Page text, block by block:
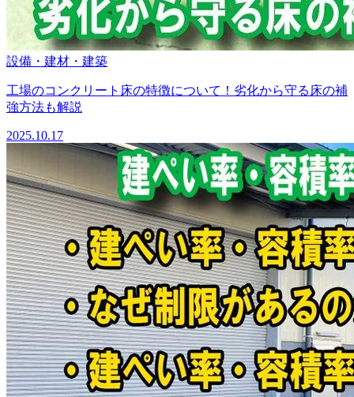
設備・建材・建築
工場のコンクリート床の特徴について！劣化から守る床の補
強方法も解説
2025.10.17